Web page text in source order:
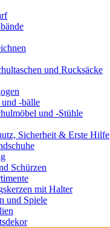
und Rucksäcke
und -bälle
und -Stühle
Sicherheit & Erste Hilfe
Schürzen
mit Halter
und Spiele